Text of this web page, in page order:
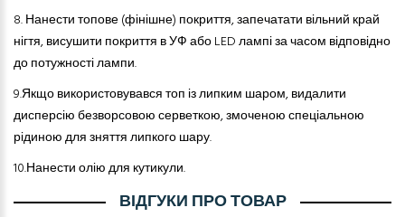
8.Нанести топове (фінішне) покриття, запечатати вільний край
нігтя, висушити покриття в УФ або LED лампі за часом відповідно
до потужності лампи.
9.Якщо використовувався топ із липким шаром, видалити
дисперсію безворсовою серветкою, змоченою спеціальною
рідиною для зняття липкого шару.
10.Нанести олію для кутикули.
ВІДГУКИ ПРО ТОВАР